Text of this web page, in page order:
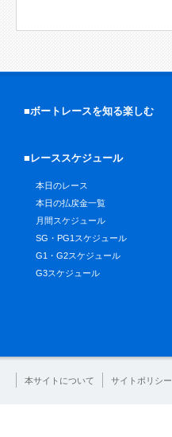
■ボートレースを知る楽しむ
■レーススケジュール
本日のレース
本日の払戻金一覧
月間スケジュール
SG・PG1スケジュール
G1・G2スケジュール
G3スケジュール
本サイトについて サイトポリシー